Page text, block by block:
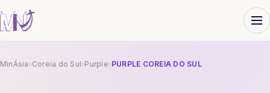
MinÁsia ›Coreia do Sul›Purple›PURPLE COREIA DO SUL